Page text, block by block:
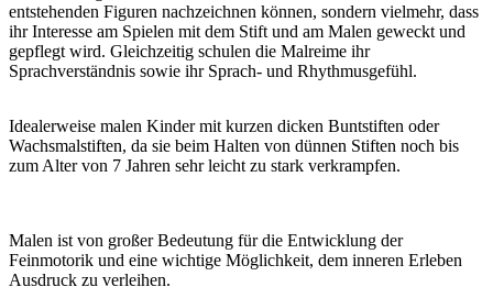
entstehenden Figuren nachzeichnen können, sondern vielmehr, dass
ihr Interesse am Spielen mit dem Stift und am Malen geweckt und
gepflegt wird. Gleichzeitig schulen die Malreime ihr
Sprachverständnis sowie ihr Sprach- und Rhythmusgefühl.
Idealerweise malen Kinder mit kurzen dicken Buntstiften oder
Wachsmalstiften, da sie beim Halten von dünnen Stiften noch bis
zum Alter von 7 Jahren sehr leicht zu stark verkrampfen.
Malen ist von großer Bedeutung für die Entwicklung der
Feinmotorik und eine wichtige Möglichkeit, dem inneren Erleben
Ausdruck zu verleihen.